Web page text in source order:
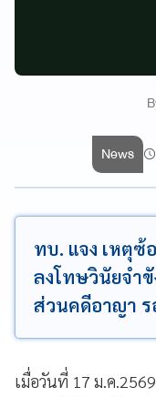
News
ทบ. แจง เหตุซ้
ลงโทษวินัยจำ
ส่วนคดีอาญา ร
เมื่อวันที่ 17 ม.ค